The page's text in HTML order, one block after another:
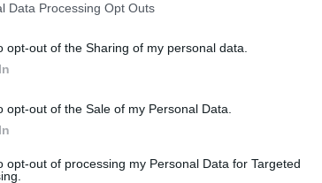
Data Processing Opt Outs
opt-out of the Sharing of my personal data.
opt-out of the Sale of my Personal Data.
opt-out of processing my Personal Data for Targeted
i principi dell’Hatha Yoga, della
Ma cosa significa tutto questo? In
eseguite in modo passivo, senza